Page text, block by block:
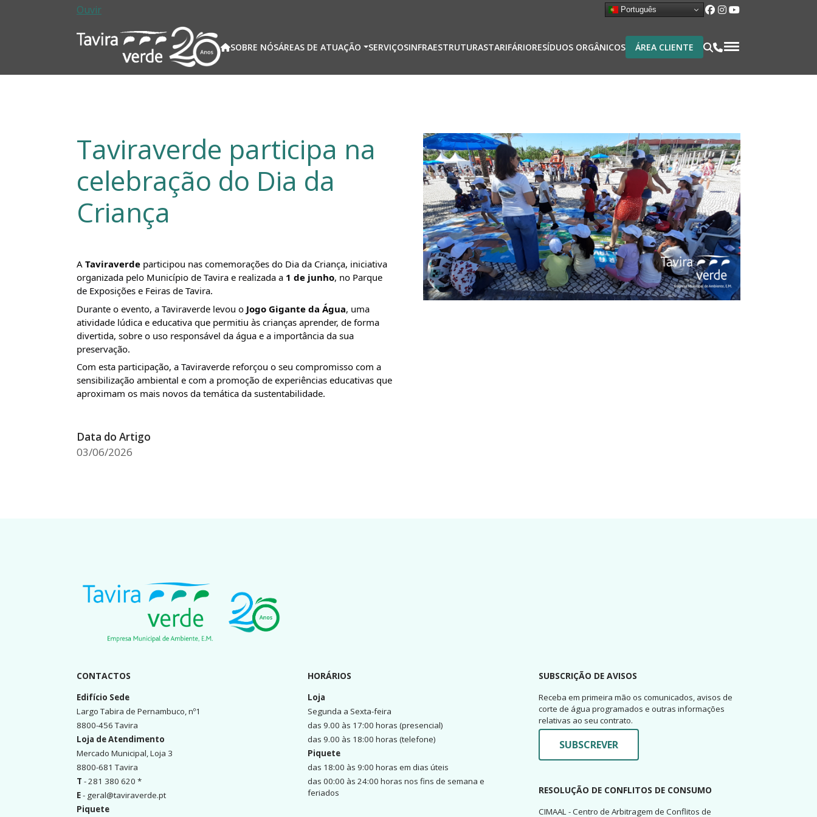
Passar para o conteúdo principal
Ouvir Português
Navegação principal
SOBRE NÓSÁREAS DE ATUAÇÃO SERVIÇOSINFRAESTRUTURASTARIFÁRIORESÍDUOS ORGÂNICOS ÁREA CLIENTE Menu
Pesquisar
Taviraverde participa na
celebração do Dia da
Criança
A Taviraverde participou nas comemorações do Dia da Criança, iniciativa
organizada pelo Município de Tavira e realizada a 1 de junho, no Parque
de Exposições e Feiras de Tavira.
Durante o evento, a Taviraverde levou o Jogo Gigante da Água, uma
atividade lúdica e educativa que permitiu às crianças aprender, de forma
divertida, sobre o uso responsável da água e a importância da sua
preservação.
Com esta participação, a Taviraverde reforçou o seu compromisso com a
sensibilização ambiental e com a promoção de experiências educativas que
aproximam os mais novos da temática da sustentabilidade.
Data do Artigo
03/06/2026
CONTACTOS
Edifício Sede
Largo Tabira de Pernambuco, nº1
8800-456 Tavira
Loja de Atendimento
Mercado Municipal, Loja 3
8800-681 Tavira
T - 281 380 620 *
E- geral@taviraverde.pt
Piquete
HORÁRIOS
Loja
Segunda a Sexta-feira
das 9.00 às 17:00 horas (presencial)
das 9.00 às 18:00 horas (telefone)
Piquete
das 18:00 às 9:00 horas em dias úteis
das 00:00 às 24:00 horas nos fins de semana e
feriados
SUBSCRIÇÃO DE AVISOS
Receba em primeira mão os comunicados, avisos de
corte de água programados e outras informações
relativas ao seu contrato.
SUBSCREVER
RESOLUÇÃO DE CONFLITOS DE CONSUMO
CIMAAL - Centro de Arbitragem de Conflitos de